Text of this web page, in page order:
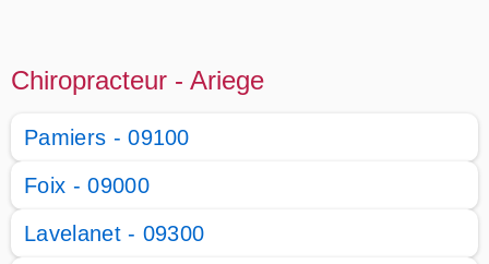
Chiropracteur - Ariege
Pamiers - 09100
Foix - 09000
Lavelanet - 09300